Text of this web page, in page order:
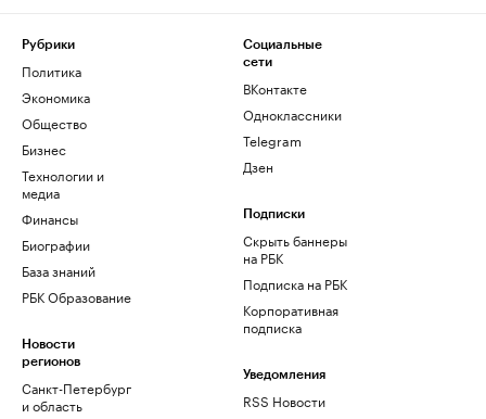
Рубрики
Политика
Экономика
Общество
Бизнес
Технологии и
медиа
Финансы
Биографии
База знаний
РБК Образование
Новости
регионов
Санкт-Петербург
и область
Социальные
сети
ВКонтакте
Одноклассники
Telegram
Дзен
Подписки
Скрыть баннеры
на РБК
Подписка на РБК
Корпоративная
подписка
Уведомления
RSS Новости